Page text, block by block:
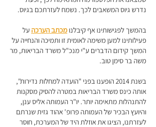
נדרש גיוס המשאבים לכך. נשמח לעזרתכם בגיוס.
בהמשך לפגישותינו אף קיבלנו מכתב הערכה על
פעילותינו למען משימה לאומית זו ותמיכה והנחייה על
המשך קידום הדברים ע"י מנכ"ל משרד הבריאות, מר
משה בר סימן טוב.
בשנת 2014 הופענו בפני "הועדה למחלות נדירות",
אותה כינס משרד הבריאות במטרה להסיק מסקנות
להתנהלות מתאימה יותר. יו"ר העמותה אליס ענן,
והיועץ הבכיר של העמותה פרופ' אהוד גזית שנרתם
לעזרתנו, הציגו את אוזלת היד של המערכת, חוסר